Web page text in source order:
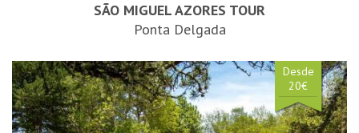
SÃO MIGUEL AZORES TOUR
Ponta Delgada
Desde
20€